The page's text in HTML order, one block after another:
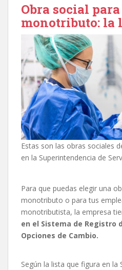
Obra social
monotributo: la
Estas son las obras sociales
en la Superintendencia de
Para que puedas elegir una
monotributo o para tus
monotributista, la empresa
en el Sistema de Registro
Opciones de Cambio.
Según la lista que figura en la